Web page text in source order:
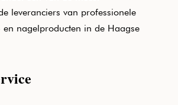
leveranciers van professionele
nagelproducten in de Haagse